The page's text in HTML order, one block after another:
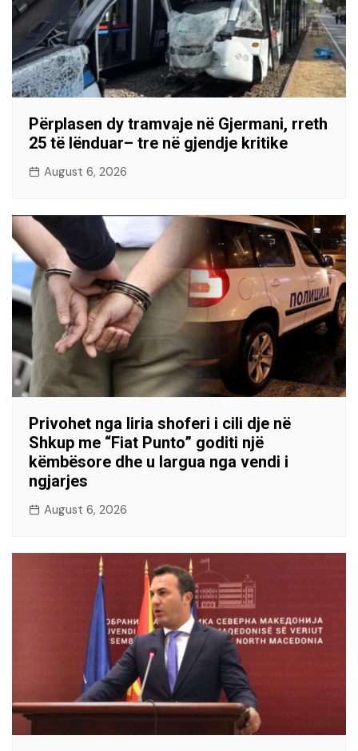
Përplasen dy tramvaje në Gjermani, rreth
25 të lënduar– tre në gjendje kritike
August 6, 2026
Privohet nga liria shoferi i cili dje në
Shkup me “Fiat Punto” goditi një
këmbësore dhe u largua nga vendi i
ngjarjes
August 6, 2026